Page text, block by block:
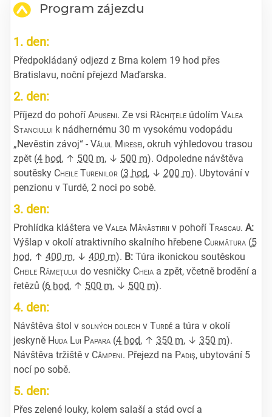
Program zájezdu
1. den:
Předpokládaný odjezd z Brna kolem 19 hod přes
Bratislavu, noční přejezd Maďarska.
2. den:
Příjezd do pohoří Apuseni. Ze vsi Răchiţele údolím Valea
Stanciului k nádhernému 30 m vysokému vodopádu
„Nevěstin závoj“ - Vălul Miresei, okruh výhledovou trasou
zpět (4 hod, ↑ 500 m, ↓ 500 m). Odpoledne návštěva
soutěsky Cheile Turenilor (3 hod, ↓ 200 m). Ubytování v
penzionu v Turdě, 2 noci po sobě.
3. den:
Prohlídka kláštera ve Valea Mănăstirii v pohoří Trascau. A:
Výšlap v okolí atraktivního skalního hřebene Curmătura (5
hod, ↑ 400 m, ↓ 400 m). B: Túra ikonickou soutěskou
Cheile Râmeţului do vesničky Cheia a zpět, včetně brodění a
řetězů (6 hod, ↑ 500 m, ↓ 500 m).
4. den:
Návštěva štol v solných dolech v Turdě a túra v okolí
jeskyně Huda Lui Papara (4 hod, ↑ 350 m, ↓ 350 m).
Návštěva tržiště v Câmpeni. Přejezd na Padiş, ubytování 5
nocí po sobě.
5. den:
Přes zelené louky, kolem salaší a stád ovcí a